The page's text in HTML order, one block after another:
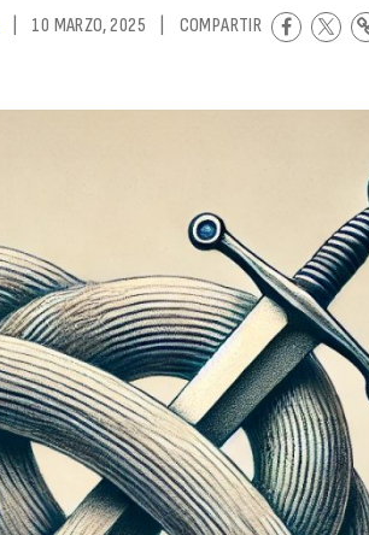
10 MARZO, 2025 COMPARTIR